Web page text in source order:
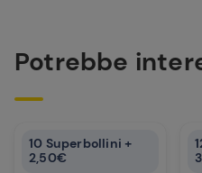
Potrebbe
10 Superbollini +
2,50€